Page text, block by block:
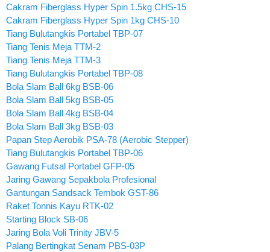
Cakram Fiberglass Hyper Spin 1.5kg CHS-15
Cakram Fiberglass Hyper Spin 1kg CHS-10
Tiang Bulutangkis Portabel TBP-07
Tiang Tenis Meja TTM-2
Tiang Tenis Meja TTM-3
Tiang Bulutangkis Portabel TBP-08
Bola Slam Ball 6kg BSB-06
Bola Slam Ball 5kg BSB-05
Bola Slam Ball 4kg BSB-04
Bola Slam Ball 3kg BSB-03
Papan Step Aerobik PSA-78 (Aerobic Stepper)
Tiang Bulutangkis Portabel TBP-06
Gawang Futsal Portabel GFP-05
Jaring Gawang Sepakbola Profesional
Gantungan Sandsack Tembok GST-86
Raket Tonnis Kayu RTK-02
Starting Block SB-06
Jaring Bola Voli Trinity JBV-5
Palang Bertingkat Senam PBS-03P